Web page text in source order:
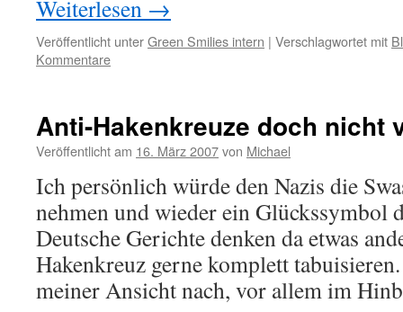
Weiterlesen →
Veröffentlicht unterGreen Smilies intern | Verschlagwortet mit
Kommentare
Anti-Hakenkreuze doch nicht
Veröffentlicht am 16. März 2007von Michael
Ich persönlich würde den Nazis die
nehmen und wieder ein Glückssymbol
Deutsche Gerichte denken da etwas
Hakenkreuz gerne komplett
meiner Ansicht nach, vor allem im